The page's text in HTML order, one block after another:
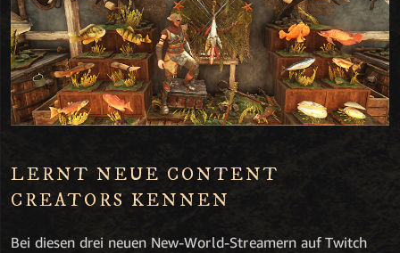
LERNT NEUE CONTENT
CREATORS KENNEN
Bei diesen drei neuen New-World-Streamern auf Twitch